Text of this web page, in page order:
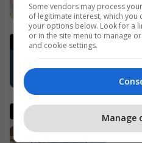
mes
21/03/
Some vendors may process
of legitimate interest, which you
your options below. Look for a
or in the site menu to manage
and cookie settings.
Manage